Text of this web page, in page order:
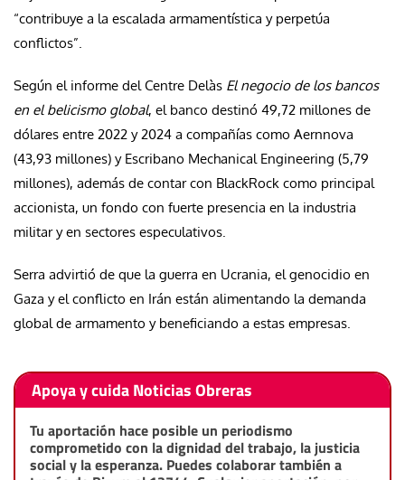
“contribuye a la escalada armamentística y perpetúa
conflictos”.
Según el informe del Centre Delàs El negocio de los bancos
en el belicismo global, el banco destinó 49,72 millones de
dólares entre 2022 y 2024 a compañías como Aernnova
(43,93 millones) y Escribano Mechanical Engineering (5,79
millones), además de contar con BlackRock como principal
accionista, un fondo con fuerte presencia en la industria
militar y en sectores especulativos.
Serra advirtió de que la guerra en Ucrania, el genocidio en
Gaza y el conflicto en Irán están alimentando la demanda
global de armamento y beneficiando a estas empresas.
Apoya y cuida Noticias Obreras
Tu aportación hace posible un periodismo
comprometido con la dignidad del trabajo, la justicia
social y la esperanza. Puedes colaborar también a